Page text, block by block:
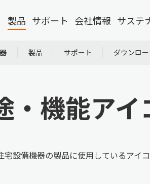
製品 サポート 会社情報 サステ
製品 サポート ダウンロー
・機能ア
宅設備機器の製品に使用しているアイコ